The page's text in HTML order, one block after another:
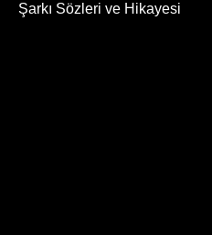
Şarkı Sözleri ve Hikayesi